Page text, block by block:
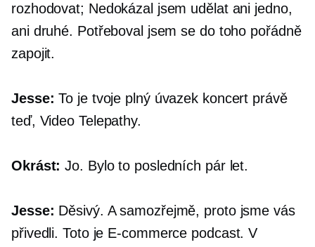
rozhodovat; Nedokázal jsem udělat ani jedno,
ani druhé. Potřeboval jsem se do toho pořádně
zapojit.
Jesse: To je tvoje plný úvazek koncert právě
teď, Video Telepathy.
Okrást: Jo. Bylo to posledních pár let.
Jesse: Děsivý. A samozřejmě, proto jsme vás
přivedli. Toto je E-commerce podcast. V